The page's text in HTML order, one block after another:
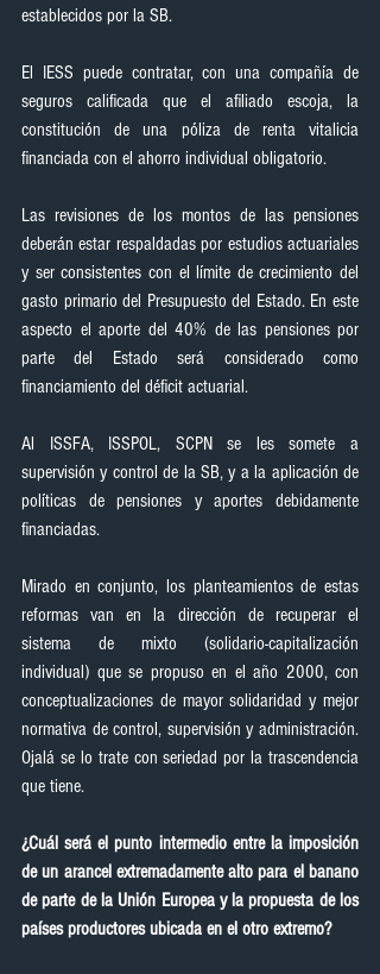
establecidos por la SB.
El IESS puede contratar, con una compañía de
seguros calificada que el afiliado escoja, la
constitución de una póliza de renta vitalicia
financiada con el ahorro individual obligatorio.
Las revisiones de los montos de las pensiones
deberán estar respaldadas por estudios actuariales
y ser consistentes con el límite de crecimiento del
gasto primario del Presupuesto del Estado. En este
aspecto el aporte del 40% de las pensiones por
parte del Estado será considerado como
financiamiento del déficit actuarial.
Al ISSFA, ISSPOL, SCPN se les somete a
supervisión y control de la SB, y a la aplicación de
políticas de pensiones y aportes debidamente
financiadas.
Mirado en conjunto, los planteamientos de estas
reformas van en la dirección de recuperar el
sistema de mixto (solidario-capitalización
individual) que se propuso en el año 2000, con
conceptualizaciones de mayor solidaridad y mejor
normativa de control, supervisión y administración.
Ojalá se lo trate con seriedad por la trascendencia
que tiene.
¿Cuál será el punto intermedio entre la imposición
de un arancel extremadamente alto para el banano
de parte de la Unión Europea y la propuesta de los
países productores ubicada en el otro extremo?